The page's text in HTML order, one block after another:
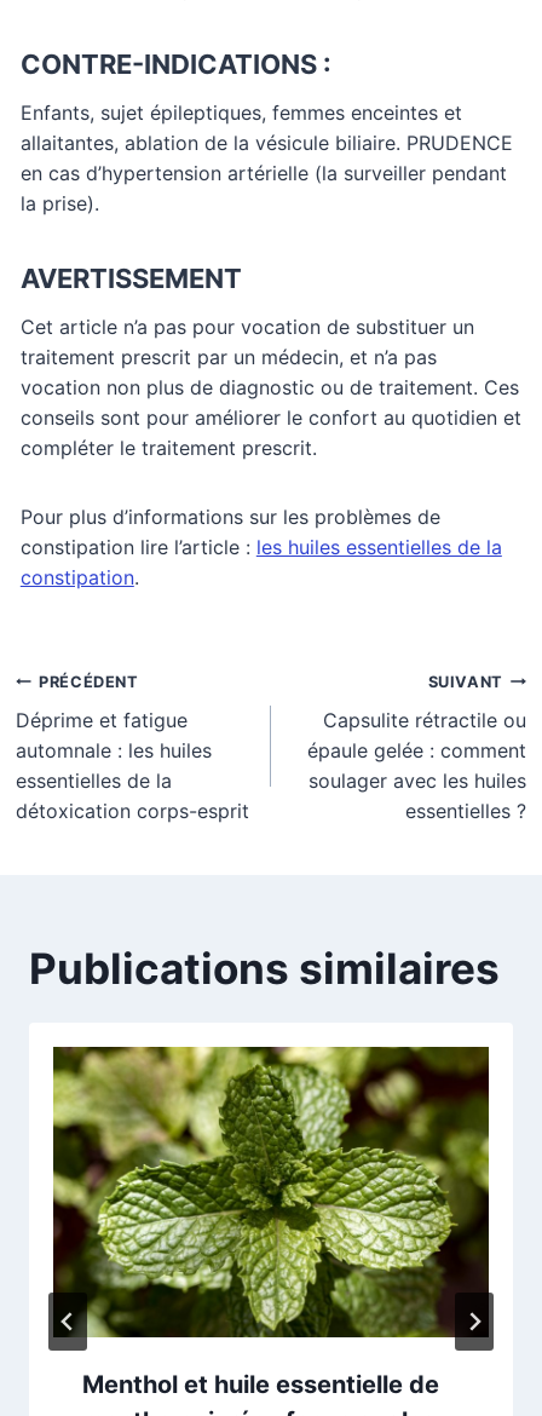
CONTRE-INDICATIONS :
Enfants, sujet épileptiques, femmes enceintes et
allaitantes, ablation de la vésicule biliaire. PRUDENCE
en cas d’hypertension artérielle (la surveiller pendant
la prise).
AVERTISSEMENT
Cet article n’a pas pour vocation de substituer un
traitement prescrit par un médecin, et n’a pas
vocation non plus de diagnostic ou de traitement. Ces
conseils sont pour améliorer le confort au quotidien et
compléter le traitement prescrit.
Pour plus d’informations sur les problèmes de
constipation lire l’article : les huiles essentielles de la
constipation.
Navigation
de
l’article
PRÉCÉDENT
Déprime et fatigue
automnale : les huiles
essentielles de la
détoxication corps-esprit
SUIVANT
Capsulite rétractile ou
épaule gelée : comment
soulager avec les huiles
essentielles ?
Publications similaires
Menthol et huile essentielle de